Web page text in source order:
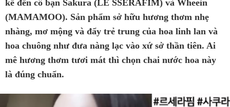
kể đến cô bạn Sakura (LE SSERAFIM) và Wheein
(MAMAMOO). Sản phẩm sở hữu hương thơm nhẹ
nhàng, mơ mộng và đẩy trẻ trung của hoa linh lan và
hoa chuông như đưa nàng lạc vào xứ sở thần tiên. Ai
mê hương thơm tươi mát thì chọn chai nước hoa này
là đúng chuẩn.